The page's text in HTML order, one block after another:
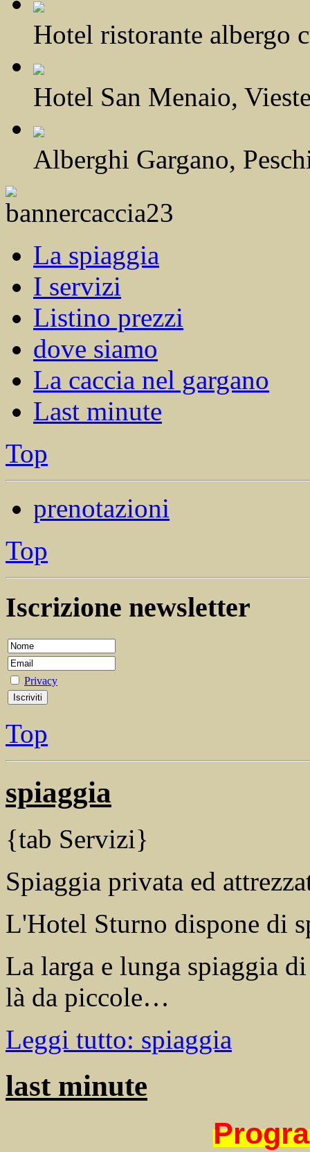
Hotel ristorante albergo
Hotel San Menaio,
Alberghi Gargano,
La spiaggia
I servizi
Listino prezzi
dove siamo
La caccia nel gargano
Last minute
Top
prenotazioni
Top
Iscrizione newsletter
Privacy
Top
spiaggia
{tab Servizi}
Spiaggia privata ed
L'Hotel Sturno dispone di
La larga e lunga spiaggia
là da piccole…
Leggi tutto: spiaggia
last minute